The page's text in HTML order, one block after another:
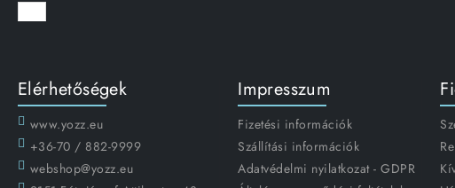
Elérhetőségek
www.yozz.eu
+36-70 / 882-9999
webshop@yozz.eu
Impresszum
Fizetési információk
Szállítási információk
Adatvédelmi nyilatkozat - GDPR